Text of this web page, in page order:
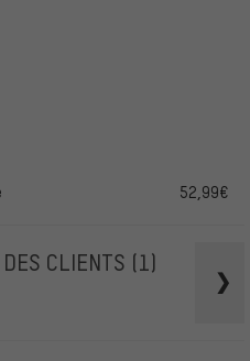
52,99€
CLIENTS (1)